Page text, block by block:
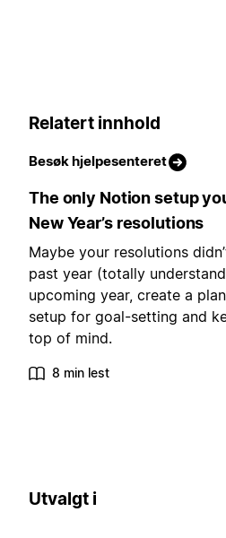
Relatert innhold
Besøk hjelpesenteret
The only Notion setup
New Year’s resolutions
Maybe your resolutions
past year (totally
upcoming year, create a
setup for goal-setting and
top of mind.
8 min lest
Utvalgt i